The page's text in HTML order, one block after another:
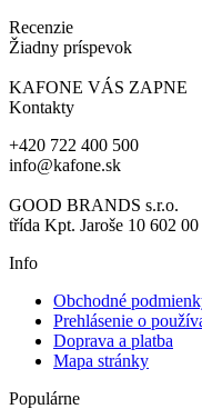
Recenzie
Žiadny príspevok
KAFONE VÁS ZAPNE
Kontakty
+420 722 400 500
info@kafone.sk
GOOD BRANDS s.r.o.
třída Kpt. Jaroše 10 602
Info
Obchodné
Prehlásenie o
Doprava a platba
Mapa stránky
Populárne